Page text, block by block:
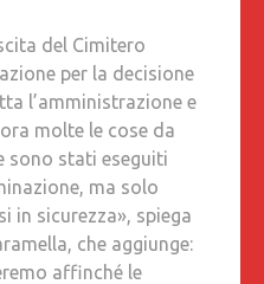
del Cimitero
per la decisione
l’amministrazione e
molte le cose da
sono stati eseguiti
ma solo
in sicurezza», spiega
che aggiunge:
affinché le